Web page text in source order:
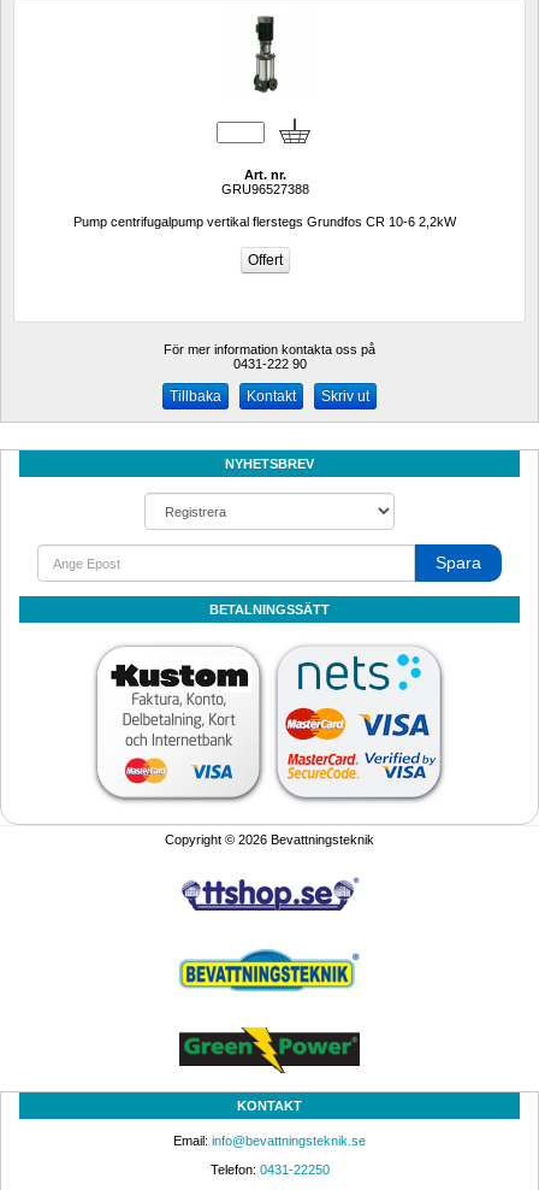
Art. nr.
GRU96527388
Pump centrifugalpump vertikal flerstegs Grundfos CR 10-6 2,2kW
För mer information kontakta oss på
0431-222 90
Kontakt Skriv ut
NYHETSBREV
Spara
BETALNINGSSÄTT
Copyright © 2026 Bevattningsteknik
KONTAKT
Email: info@bevattningsteknik.se
Telefon: 0431-22250